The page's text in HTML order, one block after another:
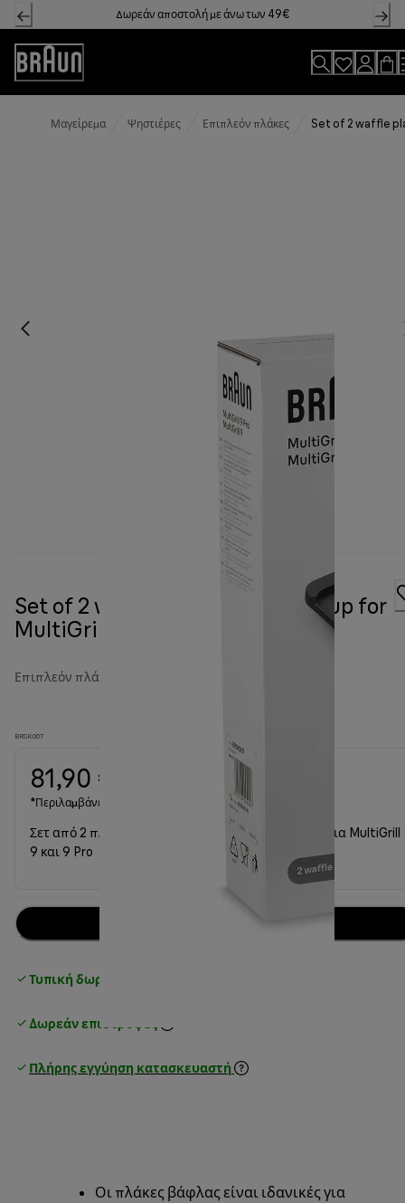
Skip
to
Content
Δωρεάν αποστολή με άνω των 49€
Accessibility
Statement
Μαγείρεμα Ψηστιέρες Επιπλεόν πλάκες Set of 2 waffle
Set of 2 waffle plates + dosing cup for
MultiGrill 9 and 9 Pro
Επιπλεόν πλάκες
BRSK007
81,90 €
*Περιλαμβάνεται ΦΠΑ
Σετ από 2 πλάκες βάφλας + δοσoμετρικό κύπελλο για MultiGrill
9 και 9 Pro
Προσθήκη στο καλάθι
Τυπική δωρεάν παράδοση
Δωρεάν επιστροφές
Πλήρης εγγύηση κατασκευαστή
Οι πλάκες βάφλας είναι ιδανικές για